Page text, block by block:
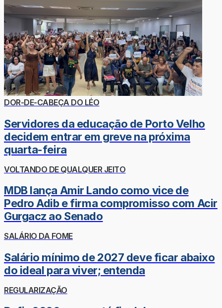
DOR-DE-CABEÇA DO LÉO
Servidores da educação de Porto Velho
decidem entrar em greve na próxima
quarta-feira
VOLTANDO DE QUALQUER JEITO
MDB lança Amir Lando como vice de
Pedro Adib e firma compromisso com Acir
Gurgacz ao Senado
SALÁRIO DA FOME
Salário mínimo de 2027 deve ficar abaixo
do ideal para viver; entenda
REGULARIZAÇÃO